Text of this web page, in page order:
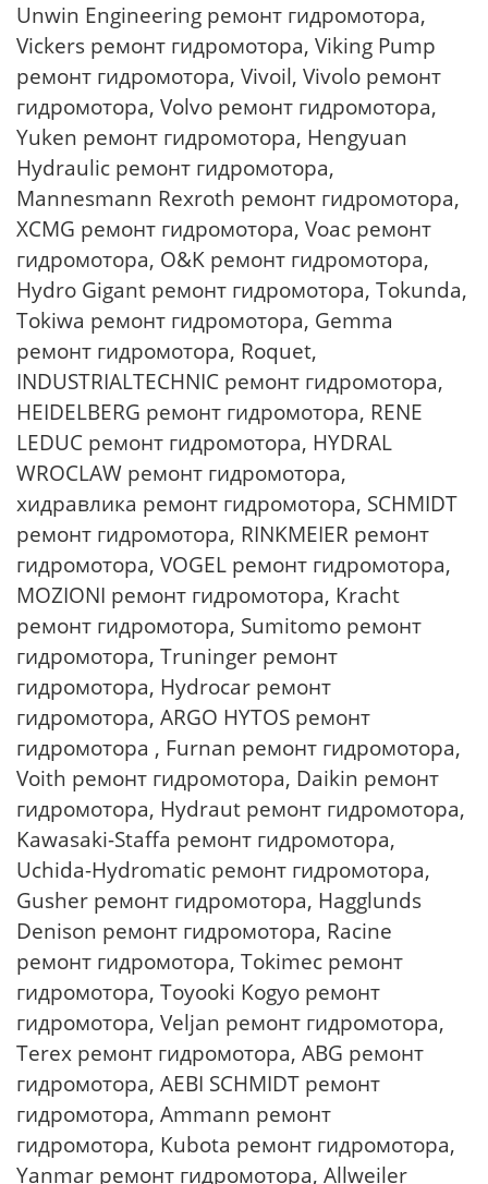
Unwin Engineering ремонт гидромотора,
Vickers ремонт гидромотора, Viking Pump
ремонт гидромотора, Vivoil, Vivolo ремонт
гидромотора, Volvo ремонт гидромотора,
Yuken ремонт гидромотора, Hengyuan
Hydraulic ремонт гидромотора,
Mannesmann Rexroth ремонт гидромотора,
XCMG ремонт гидромотора, Voac ремонт
гидромотора, O&K ремонт гидромотора,
Hydro Gigant ремонт гидромотора, Tokunda,
Tokiwa ремонт гидромотора, Gemma
ремонт гидромотора, Roquet,
INDUSTRIALTECHNIC ремонт гидромотора,
HEIDELBERG ремонт гидромотора, RENE
LEDUC ремонт гидромотора, HYDRAL
WROCLAW ремонт гидромотора,
хидравлика ремонт гидромотора, SCHMIDT
ремонт гидромотора, RINKMEIER ремонт
гидромотора, VOGEL ремонт гидромотора,
MOZIONI ремонт гидромотора, Kracht
ремонт гидромотора, Sumitomo ремонт
гидромотора, Truninger ремонт
гидромотора, Hydrocar ремонт
гидромотора, ARGO HYTOS ремонт
гидромотора , Furnan ремонт гидромотора,
Voith ремонт гидромотора, Daikin ремонт
гидромотора, Hydraut ремонт гидромотора,
Kawasaki-Staffa ремонт гидромотора,
Uchida-Hydromatic ремонт гидромотора,
Gusher ремонт гидромотора, Hagglunds
Denison ремонт гидромотора, Racine
ремонт гидромотора, Tokimec ремонт
гидромотора, Toyooki Kogyo ремонт
гидромотора, Veljan ремонт гидромотора,
Terex ремонт гидромотора, ABG ремонт
гидромотора, AEBI SCHMIDT ремонт
гидромотора, Ammann ремонт
гидромотора, Kubota ремонт гидромотора,
Yanmar ремонт гидромотора, Allweiler